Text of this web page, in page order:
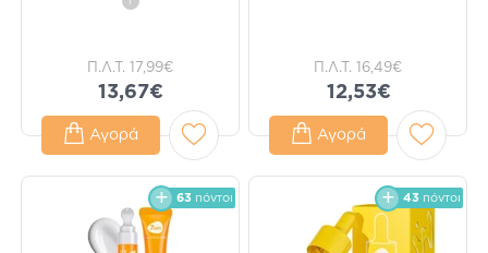
Π.Λ.Τ. 17,99€
13,67€
Αγορά
Π.Λ.Τ. 16,49€
12,53€
Αγορά
63 πόντοι 43 πόντοι